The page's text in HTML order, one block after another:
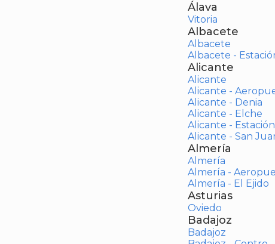
Álava
Vitoria
Albacete
Albacete
Albacete -
Alicante
Alicante
Alicante -
Alicante - Denia
Alicante - Elche
Alicante -
Alicante - San
Almería
Almería
Almería -
Almería - El Ejido
Asturias
Oviedo
Badajoz
Badajoz